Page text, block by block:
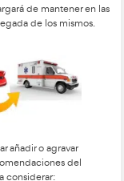
evita que se
auxiliador.
ni retirar el